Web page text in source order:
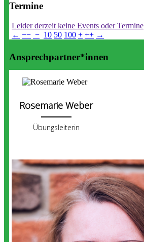
Termine
Leider derzeit keine Events oder Termine
← −− − 10 50 100 + ++ →
Ansprechpartner*innen
Rosemarie Weber
Übungsleiterin